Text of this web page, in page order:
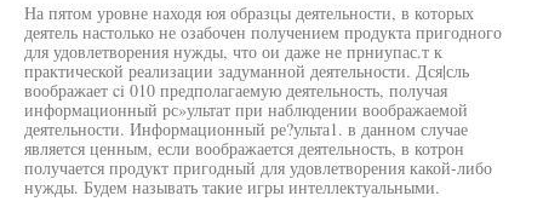
На пятом уровне находя юя образцы деятельности, в которых
деятель настолько не озабочен получением продукта пригодного
для удовлетворения нужды, что ои даже не прниупас.т к
практической реализации задуманной деятельности. Дся|сль
воображает ci 010 предполагаемую деятельность, получая
информационный рс»ультат при наблюдении воображаемой
деятельности. Информационный ре?ульта1. в данном случае
является ценным, если воображается деятельность, в котрон
получается продукт пригодный для удовлетворения какой-либо
нужды. Будем называть такие игры интеллектуальными.